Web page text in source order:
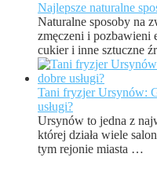
Najlepsze naturalne
Naturalne sposoby na
zmęczeni i pozbawieni
cukier i inne sztuczne
Tani fryzjer Ursynów:
usługi?
Ursynów to jedna z
której działa wiele
tym rejonie miasta …